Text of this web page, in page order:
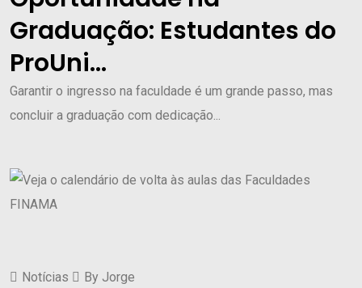
Graduação: Estudantes do
ProUni...
Garantir o ingresso na faculdade é um grande passo, mas
concluir a graduação com dedicação...
Notícias By Jorge